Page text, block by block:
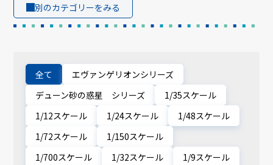
別のカテゴリーをみる
全て
エヴァンゲリオンシリーズ
デューン砂の惑星 シリーズ
1/35スケール
1/12スケール
1/24スケール
1/48スケール
1/72スケール
1/150スケール
1/700スケール
1/32スケール
1/9スケール